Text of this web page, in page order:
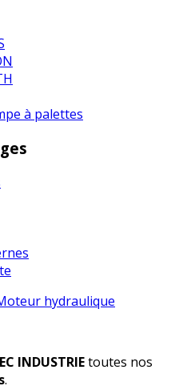
à palettes
hydraulique
INDUSTRIEtoutes nos
.